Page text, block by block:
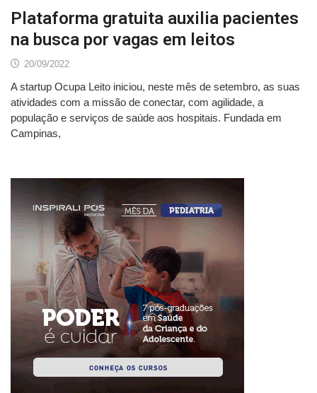
Plataforma gratuita auxilia pacientes
na busca por vagas em leitos
20/09/2022
A startup Ocupa Leito iniciou, neste mês de setembro, as suas
atividades com a missão de conectar, com agilidade, a
população e serviços de saúde aos hospitais. Fundada em
Campinas,